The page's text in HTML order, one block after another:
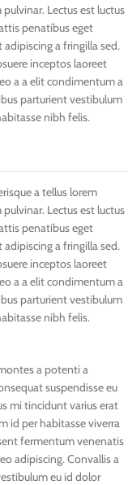
Lectus est luctus
penatibus eget
a fringilla sed.
inceptos laoreet
a a elit condimentum a
parturient vestibulum
nibh felis.
a tellus lorem
Lectus est luctus
penatibus eget
a fringilla sed.
inceptos laoreet
a a elit condimentum a
parturient vestibulum
nibh felis.
a potenti a
suspendisse eu
mi tincidunt varius erat
id per habitasse viverra
fermentum venenatis
adipiscing. Convallis a
eu id dolor